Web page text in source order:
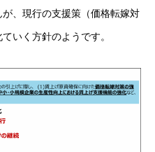
、現行の支援策（価格転嫁対
いく方針のようです。